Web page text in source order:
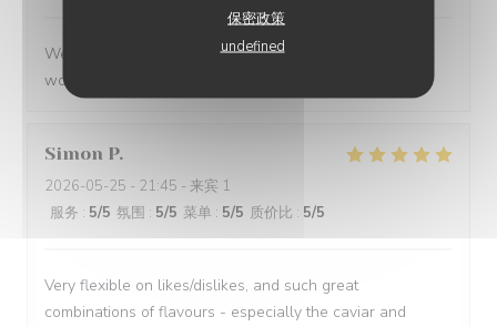
保密政策
undefined
We had a great evening at Essencial. The staff was
wonderful and the food was excellent!
Simon P
2026-05-25 - 21:45 - 来宾 1
服务 : 5/5 氛围 : 5/5 菜单 : 5/5 质价比 : 5/5
Very flexible on likes/dislikes, and such great
combinations of flavours - especially the caviar and